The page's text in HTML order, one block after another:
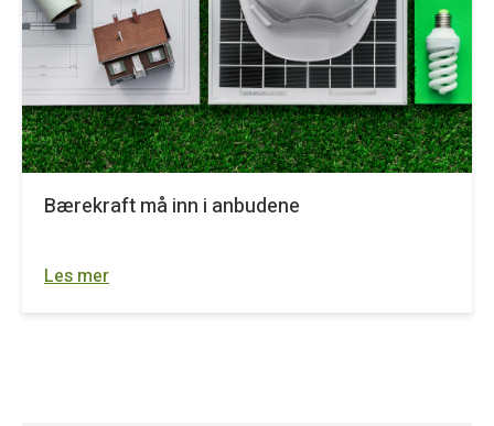
Bærekraft må inn i anbudene
Les mer